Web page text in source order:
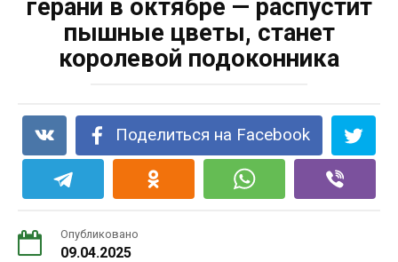
герани в октябре — распустит
пышные цветы, станет
королевой подоконника
Поделиться на Facebook
Опубликовано
09.04.2025